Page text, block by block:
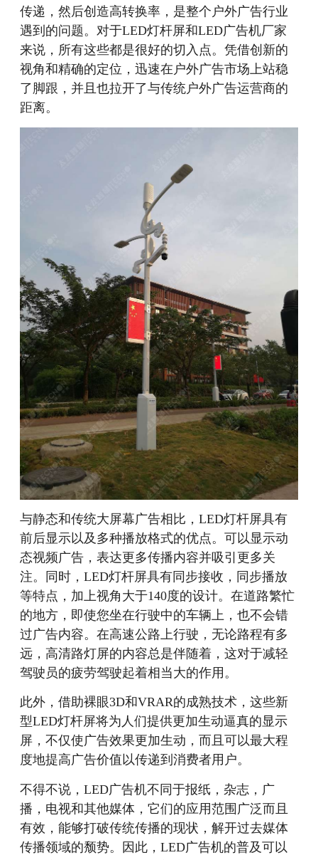
传递，然后创造高转换率，是整个户外广告行业
遇到的问题。对于LED灯杆屏和LED广告机厂家
来说，所有这些都是很好的切入点。凭借创新的
视角和精确的定位，迅速在户外广告市场上站稳
了脚跟，并且也拉开了与传统户外广告运营商的
距离。
与静态和传统大屏幕广告相比，LED灯杆屏具有
前后显示以及多种播放格式的优点。可以显示动
态视频广告，表达更多传播内容并吸引更多关
注。同时，LED灯杆屏具有同步接收，同步播放
等特点，加上视角大于140度的设计。在道路繁忙
的地方，即使您坐在行驶中的车辆上，也不会错
过广告内容。在高速公路上行驶，无论路程有多
远，高清路灯屏的内容总是伴随着，这对于减轻
驾驶员的疲劳驾驶起着相当大的作用。
此外，借助裸眼3D和VRAR的成熟技术，这些新
型LED灯杆屏将为人们提供更加生动逼真的显示
屏，不仅使广告效果更加生动，而且可以最大程
度地提高广告价值以传递到消费者用户。
不得不说，LED广告机不同于报纸，杂志，广
播，电视和其他媒体，它们的应用范围广泛而且
有效，能够打破传统传播的现状，解开过去媒体
传播领域的颓势。因此，LED广告机的普及可以